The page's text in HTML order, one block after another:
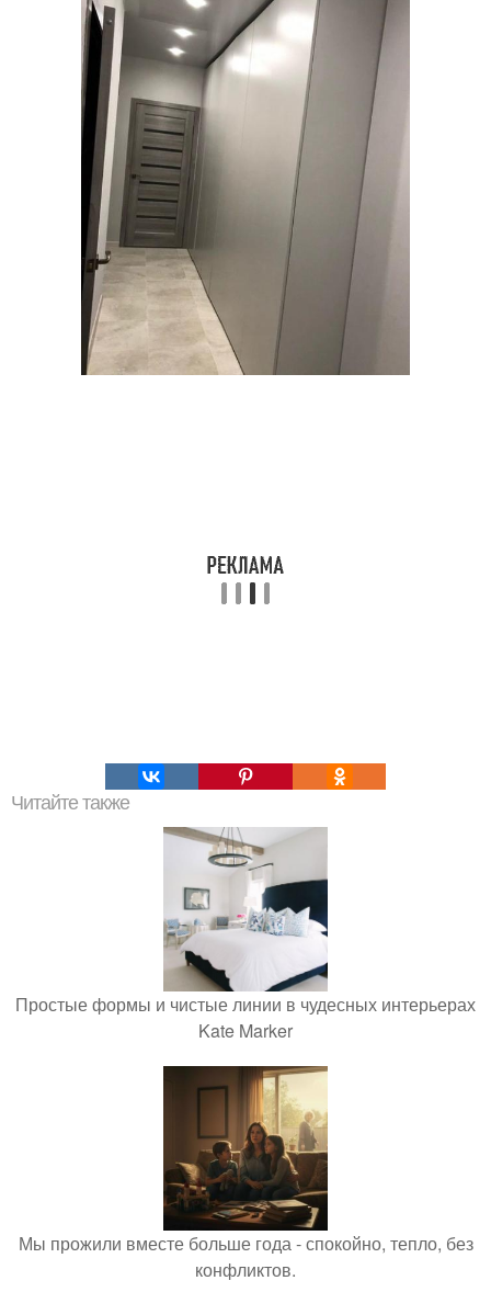
Читайте также
Простые формы и чистые линии в чудесных интерьерах
Kate Marker
Мы прожили вместе больше года - спокойно, тепло, без
конфликтов.